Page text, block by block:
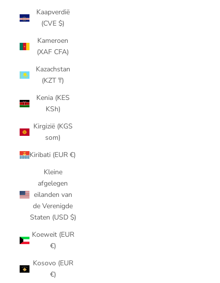
Kaapverdië
(CVE $)
Kameroen
(XAF CFA)
Kazachstan
(KZT ₸)
Kenia (KES
KSh)
Kirgizië (KGS
som)
Kiribati (EUR €)
Kleine
afgelegen
eilanden van
de Verenigde
Staten (USD $)
Koeweit (EUR
€)
Kosovo (EUR
€)